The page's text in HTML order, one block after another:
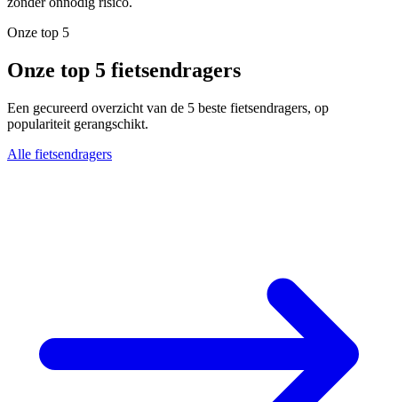
Onze top 5
Onze top 5 fietsendragers
Een gecureerd overzicht van de 5 beste fietsendragers, op
populariteit gerangschikt.
Alle fietsendragers